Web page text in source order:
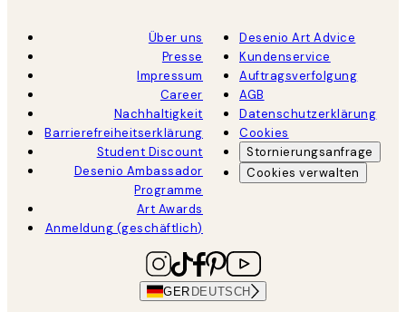
Über uns
Presse
Impressum
Career
Nachhaltigkeit
Barrierefreiheitserklärung
Student Discount
Desenio Ambassador
Programme
Art Awards
Anmeldung (geschäftlich)
Desenio Art Advice
Kundenservice
Auftragsverfolgung
AGB
Datenschutzerklärung
Cookies
Stornierungsanfrage
Cookies verwalten
GER DEUTSCH